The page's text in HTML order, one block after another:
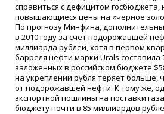
справиться с дефицитом госбюджета,
повышающиеся цены на «черное
По прогнозу Минфина,
в 2010 году за счет подорожавшей
миллиарда рублей, хотя в первом
барреля нефти марки Urals составила
заложенных в российском бюджете
на укреплении рубля теряет больше,
от подорожавшей нефти. К тому же,
экспортной пошлины на поставки
бюджету почти в 85 миллиардов